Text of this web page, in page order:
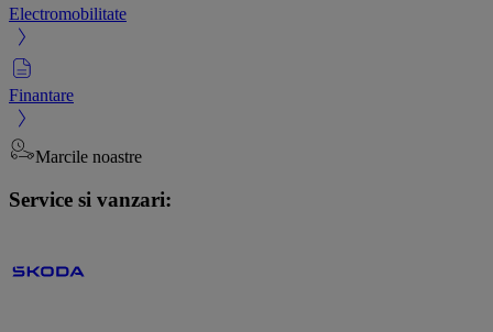
Electromobilitate
Finantare
Marcile noastre
Service si vanzari: